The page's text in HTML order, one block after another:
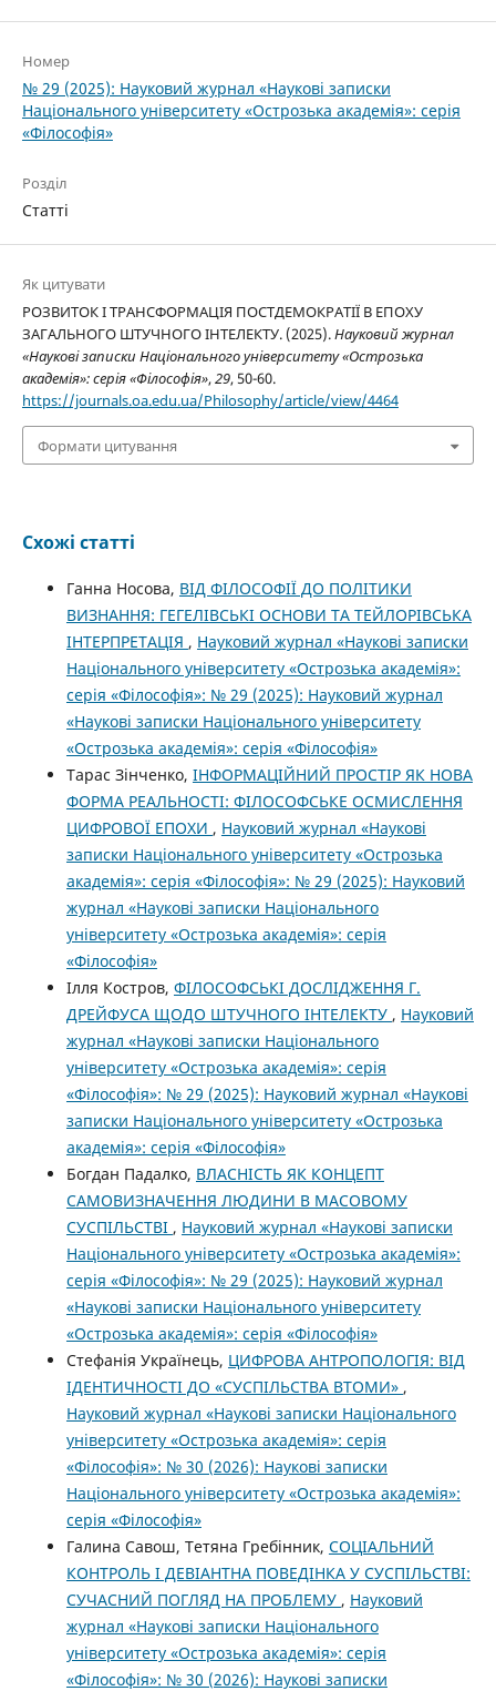
Номер
№ 29 (2025): Науковий журнал «Наукові записки
Національного університету «Острозька академія»: серія
«Філософія»
Розділ
Статті
Як цитувати
РОЗВИТОК І ТРАНСФОРМАЦІЯ ПОСТДЕМОКРАТІЇ В ЕПОХУ
ЗАГАЛЬНОГО ШТУЧНОГО ІНТЕЛЕКТУ. (2025).Науковий журнал
«Наукові записки Національного університету «Острозька
академія»: серія «Філософія»,29, 50-60.
https://journals.oa.edu.ua/Philosophy/article/view/4464
Формати цитування
Схожі статті
Ганна Носова, ВІД ФІЛОСОФІЇ ДО ПОЛІТИКИ
ВИЗНАННЯ: ГЕГЕЛІВСЬКІ ОСНОВИ ТА ТЕЙЛОРІВСЬКА
ІНТЕРПРЕТАЦІЯ , Науковий журнал «Наукові записки
Національного університету «Острозька академія»:
серія «Філософія»: № 29 (2025): Науковий журнал
«Наукові записки Національного університету
«Острозька академія»: серія «Філософія»
Тарас Зінченко, ІНФОРМАЦІЙНИЙ ПРОСТІР ЯК НОВА
ФОРМА РЕАЛЬНОСТІ: ФІЛОСОФСЬКЕ ОСМИСЛЕННЯ
ЦИФРОВОЇ ЕПОХИ , Науковий журнал «Наукові
записки Національного університету «Острозька
академія»: серія «Філософія»: № 29 (2025): Науковий
журнал «Наукові записки Національного
університету «Острозька академія»: серія
«Філософія»
Ілля Костров, ФІЛОСОФСЬКІ ДОСЛІДЖЕННЯ Г.
ДРЕЙФУСА ЩОДО ШТУЧНОГО ІНТЕЛЕКТУ , Науковий
журнал «Наукові записки Національного
університету «Острозька академія»: серія
«Філософія»: № 29 (2025): Науковий журнал «Наукові
записки Національного університету «Острозька
академія»: серія «Філософія»
Богдан Падалко, ВЛАСНІСТЬ ЯК КОНЦЕПТ
САМОВИЗНАЧЕННЯ ЛЮДИНИ В МАСОВОМУ
СУСПІЛЬСТВІ , Науковий журнал «Наукові записки
Національного університету «Острозька академія»:
серія «Філософія»: № 29 (2025): Науковий журнал
«Наукові записки Національного університету
«Острозька академія»: серія «Філософія»
Стефанія Українець, ЦИФРОВА АНТРОПОЛОГІЯ: ВІД
ІДЕНТИЧНОСТІ ДО «СУСПІЛЬСТВА ВТОМИ» ,
Науковий журнал «Наукові записки Національного
університету «Острозька академія»: серія
«Філософія»: № 30 (2026): Наукові записки
Національного університету «Острозька академія»:
серія «Філософія»
Галина Савош, Тетяна Гребінник, СОЦІАЛЬНИЙ
КОНТРОЛЬ І ДЕВІАНТНА ПОВЕДІНКА У СУСПІЛЬСТВІ:
СУЧАСНИЙ ПОГЛЯД НА ПРОБЛЕМУ , Науковий
журнал «Наукові записки Національного
університету «Острозька академія»: серія
«Філософія»: № 30 (2026): Наукові записки